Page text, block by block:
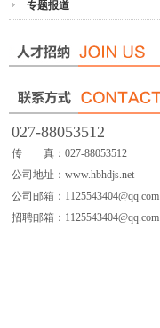
专题报道
027-88053512
传 真：027-88053512
公司地址：www.hbhdjs.net
公司邮箱：1125543404@qq.com
招聘邮箱：1125543404@qq.com